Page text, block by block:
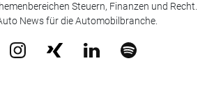
Steuern, Finanzen und Recht.
News für die Automobilbranche.